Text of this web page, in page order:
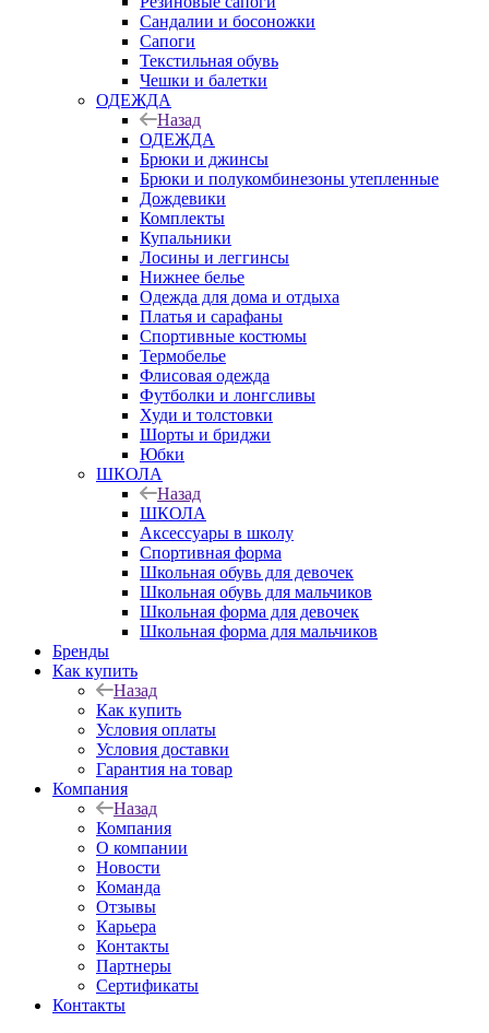
Сандалии и босоножки
Сапоги
Текстильная обувь
Чешки и балетки
ОДЕЖДА
Назад
ОДЕЖДА
Брюки и джинсы
Брюки и полукомбинезоны утепленные
Дождевики
Комплекты
Купальники
Лосины и леггинсы
Нижнее белье
Одежда для дома и отдыха
Платья и сарафаны
Спортивные костюмы
Термобелье
Флисовая одежда
Футболки и лонгсливы
Худи и толстовки
Шорты и бриджи
Юбки
ШКОЛА
Назад
ШКОЛА
Аксессуары в школу
Спортивная форма
Школьная обувь для девочек
Школьная обувь для мальчиков
Школьная форма для девочек
Школьная форма для мальчиков
Бренды
Как купить
Назад
Как купить
Условия оплаты
Условия доставки
Гарантия на товар
Компания
Назад
Компания
О компании
Новости
Команда
Отзывы
Карьера
Контакты
Партнеры
Сертификаты
Контакты